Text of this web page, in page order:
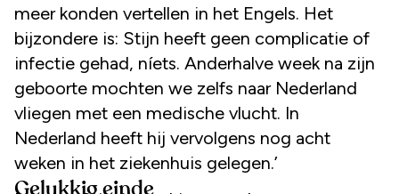
meer konden vertellen in het Engels. Het
bijzondere is: Stijn heeft geen complicatie of
infectie gehad, níets. Anderhalve week na zijn
geboorte mochten we zelfs naar Nederland
vliegen met een medische vlucht. In
Nederland heeft hij vervolgens nog acht
weken in het ziekenhuis gelegen.’
Gelukkig einde